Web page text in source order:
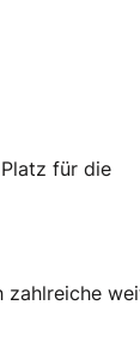
für die
zahlreiche